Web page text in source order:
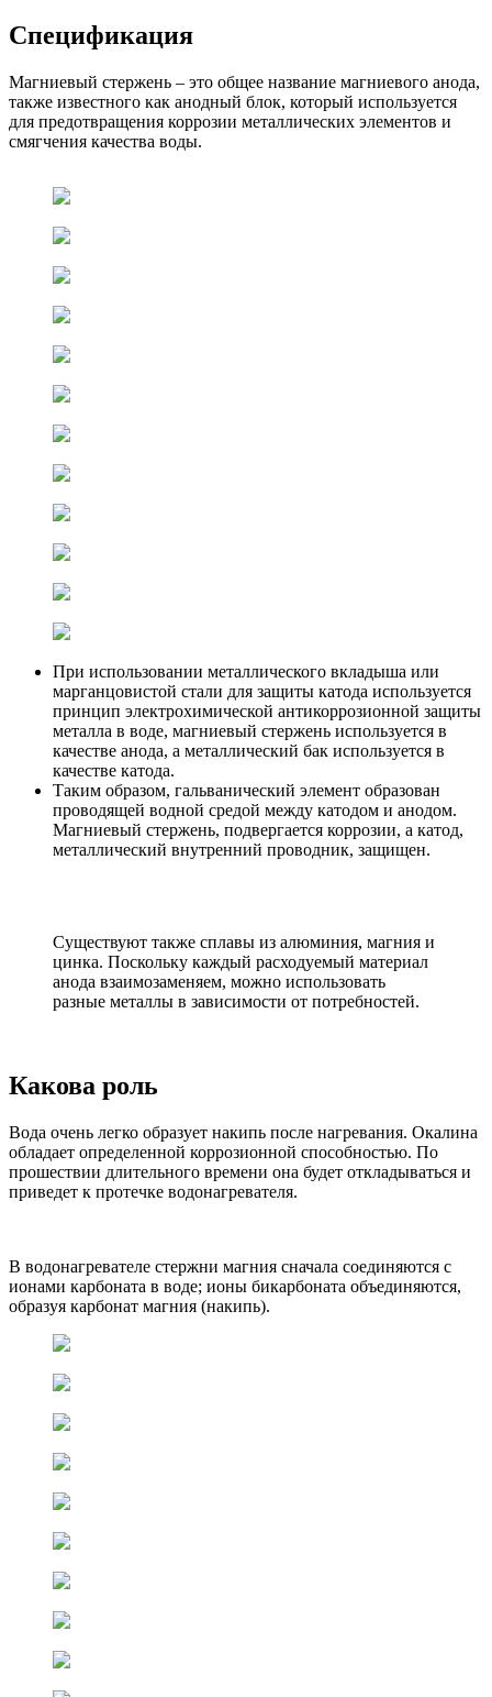
Спецификация
Магниевый стержень – это общее название магниевого анода,
также известного как анодный блок, который используется
для предотвращения коррозии металлических элементов и
смягчения качества воды.
При использовании металлического вкладыша или
марганцовистой стали для защиты катода используется
принцип электрохимической антикоррозионной защиты
металла в воде, магниевый стержень используется в
качестве анода, а металлический бак используется в
качестве катода.
Таким образом, гальванический элемент образован
проводящей водной средой между катодом и анодом.
Магниевый стержень, подвергается коррозии, а катод,
металлический внутренний проводник, защищен.
Существуют также сплавы из алюминия, магния и
цинка. Поскольку каждый расходуемый материал
анода взаимозаменяем, можно использовать
разные металлы в зависимости от потребностей.
Какова роль
Вода очень легко образует накипь после нагревания. Окалина
обладает определенной коррозионной способностью. По
прошествии длительного времени она будет откладываться и
приведет к протечке водонагревателя.
В водонагревателе стержни магния сначала соединяются с
ионами карбоната в воде; ионы бикарбоната объединяются,
образуя карбонат магния (накипь).